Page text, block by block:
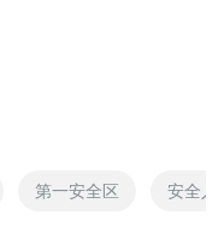
的“未来之城”，正以其
一个强烈的信号，或
潮。
第一安全区 安全入